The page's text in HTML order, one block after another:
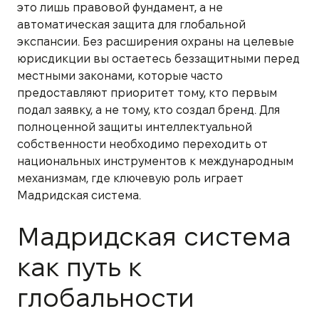
это лишь правовой фундамент, а не
автоматическая защита для глобальной
экспансии. Без расширения охраны на целевые
юрисдикции вы остаетесь беззащитными перед
местными законами, которые часто
предоставляют приоритет тому, кто первым
подал заявку, а не тому, кто создал бренд. Для
полноценной защиты интеллектуальной
собственности необходимо переходить от
национальных инструментов к международным
механизмам, где ключевую роль играет
Мадридская система.
Мадридская система
как путь к
глобальности